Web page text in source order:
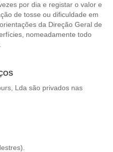
no Porto
off em Aveiro
com drop-off no Porto
com drop-off em Lisboa
por dia e registar o valor e
de tosse ou dificuldade em
da Direção Geral de
nomeadamente todo
Lda são privados nas